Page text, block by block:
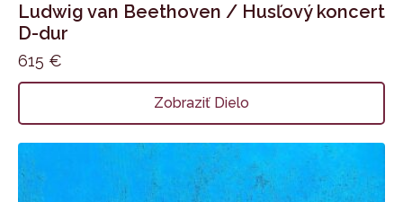
Ludwig van Beethoven / Husľový koncert
D-dur
615 €
Zobraziť Dielo